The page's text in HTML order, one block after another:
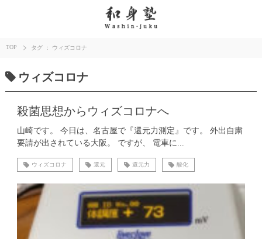
TOP タグ ： ウィズコロナ
ウィズコロナ
殺菌思想からウィズコロナへ
山崎です。 今日は、名古屋で『還元力測定』です。 外出自粛
要請が出されている大阪。 ですが、 電車に...
ウィズコロナ 還元 還元力 酸化